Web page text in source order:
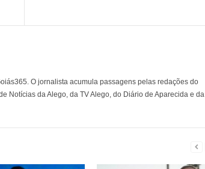
O jornalista acumula passagens pelas redações do
Notícias da Alego, da TV Alego, do Diário de Aparecida e da